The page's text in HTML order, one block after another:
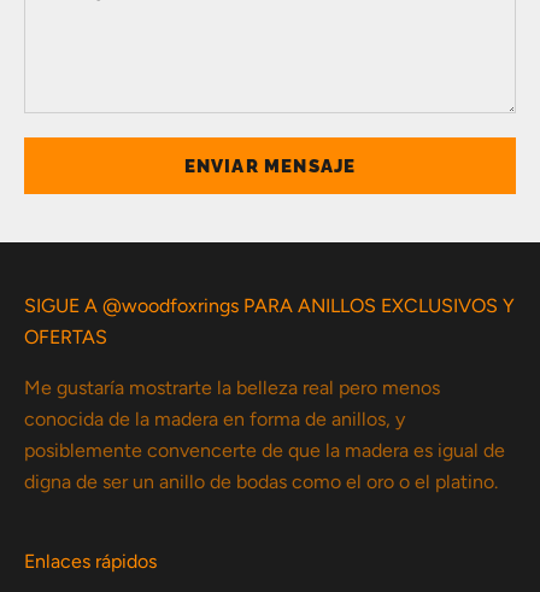
ENVIAR MENSAJE
SIGUE A @woodfoxrings PARA ANILLOS EXCLUSIVOS Y
OFERTAS
Me gustaría mostrarte la belleza real pero menos
conocida de la madera en forma de anillos, y
posiblemente convencerte de que la madera es igual de
digna de ser un anillo de bodas como el oro o el platino.
Enlaces rápidos